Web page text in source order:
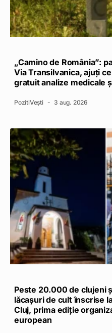
„Camino de România”:
Via Transilvanica, ajuți
gratuit analize medicale
PozitiVești 3 aug. 2026
Peste 20.000 de clujeni
lăcașuri de cult înscrise
Cluj, prima ediție
european